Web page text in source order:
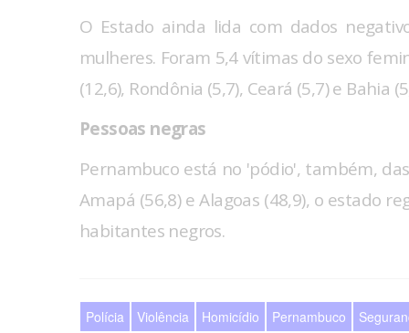
O Estado ainda lida com dados
mulheres. Foram 5,4 vítimas do sexo
(12,6), Rondônia (5,7), Ceará (5,7) e Bahia
Pessoas negras
Pernambuco está no 'pódio', também,
Amapá (56,8) e Alagoas (48,9), o estado
habitantes negros.
Polícia Violência Homicídio Pernambuco